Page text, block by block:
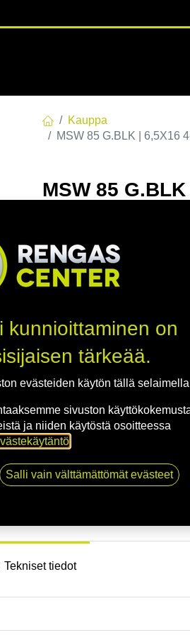
Kauppa
MSW 85 G.BLK | 6,5X16
MSW 85
EAN: 8027529175837
Tällä tuotteella ei ole
Jaa
Tekniset tiedot
kunnioittaminen on
tärkeää.
evästeiden käytön tällä
sivuston
ja niiden käytöstä osoitteessa
.
Salli vain välttämättömät evästeet